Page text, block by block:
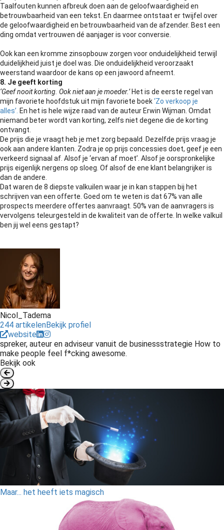
Taalfouten kunnen afbreuk doen aan de geloofwaardigheid en
betrouwbaarheid van een tekst. En daarmee ontstaat er twijfel over
de geloofwaardigheid en betrouwbaarheid van de afzender. Best een
ding omdat vertrouwen dé aanjager is voor conversie.
Ook kan een kromme zinsopbouw zorgen voor onduidelijkheid terwijl
duidelijkheid juist je doel was. Die onduidelijkheid veroorzaakt
weerstand waardoor de kans op een jawoord afneemt.
8. Je geeft korting
‘Geef nooit korting. Ook niet aan je moeder.’Het is de eerste regel van
mijn favoriete hoofdstuk uit mijn favoriete boek‘Zo verkoop je
alles’. En het is hele wijze raad van de auteur Erwin Wijman. Omdat
niemand beter wordt van korting, zelfs niet degene die de korting
ontvangt.
De prijs die je vraagt heb je met zorg bepaald. Dezelfde prijs vraag je
ook aan andere klanten. Zodra je op prijs concessies doet, geef je een
verkeerd signaal af. Alsof je ‘ervan af moet’. Alsof je oorspronkelijke
prijs eigenlijk nergens op sloeg. Of alsof de ene klant belangrijker is
dan de andere.
Dat waren de 8 diepste valkuilen waar je in kan stappen bij het
schrijven van een offerte. Goed om te weten is dat 67% van alle
prospects meerdere offertes aanvraagt. 50% van de aanvragers is
vervolgens teleurgesteld in de kwaliteit van de offerte. In welke valkuil
ben jij wel eens gestapt?
Nicol_Tadema
244 artikelenBekijk profiel
website
spreker, auteur en adviseur vanuit de businessstrategie How to
make people feel f*cking awesome.
Bekijk ook
Maar... het heeft iets magisch